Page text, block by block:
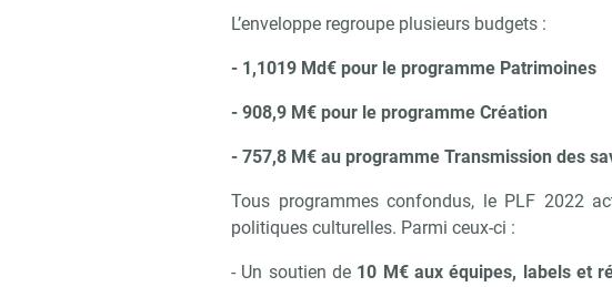
L’enveloppe regroupe plusieurs budgets :
- 1,1019 Md€ pour le programme Patrimoines
- 908,9 M€ pour le programme Création
- 757,8 M€ au programme Transmission des
Tous programmes confondus, le PLF 2022
politiques culturelles. Parmi ceux-ci :
- Un soutien de 10 M€ aux équipes, labels et